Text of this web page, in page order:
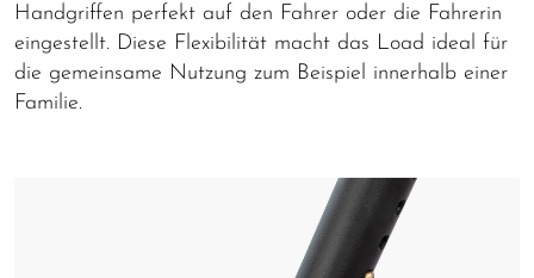
Handgriffen perfekt auf den Fahrer oder die Fahrerin
eingestellt. Diese Flexibilität macht das Load ideal für
die gemeinsame Nutzung zum Beispiel innerhalb einer
Familie.